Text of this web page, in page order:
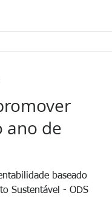
ano de
baseado
Sustentável - ODS